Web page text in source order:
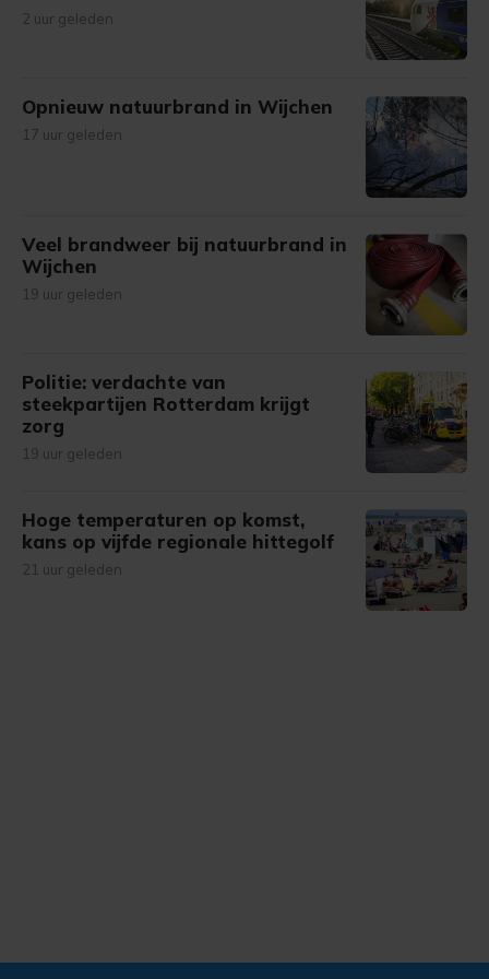
2 uur geleden
Opnieuw natuurbrand in Wijchen
17 uur geleden
Veel brandweer bij natuurbrand in
Wijchen
19 uur geleden
Politie: verdachte van
steekpartijen Rotterdam krijgt
zorg
19 uur geleden
Hoge temperaturen op komst,
kans op vijfde regionale hittegolf
21 uur geleden